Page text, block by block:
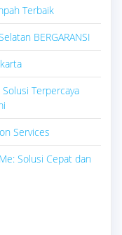
Terbaik
BERGARANSI
Terpercaya
Services
Solusi Cepat dan